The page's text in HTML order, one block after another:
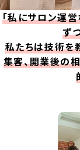
「私にサロン運営
ず
私たちは技術を
集客、開業後の